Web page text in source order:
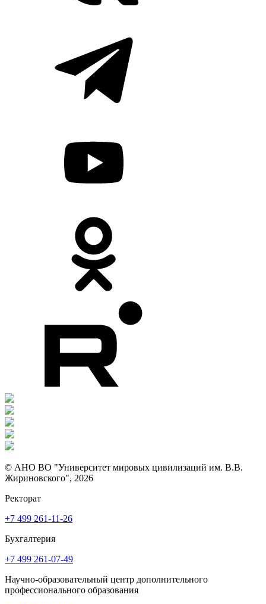
© АНО ВО "Университет мировых цивилизаций им. В.В.
Жириновского", 2026
Ректорат
+7 499 261-11-26
Бухгалтерия
+7 499 261-07-49
Научно-образовательный центр дополнительного
профессионального образования